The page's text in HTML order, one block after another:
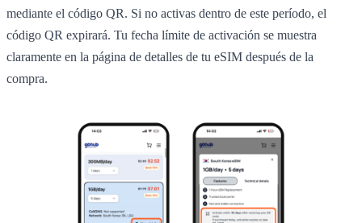
mediante el código QR. Si no activas dentro de este período, el
código QR expirará. Tu fecha límite de activación se muestra
claramente en la página de detalles de tu eSIM después de la
compra.